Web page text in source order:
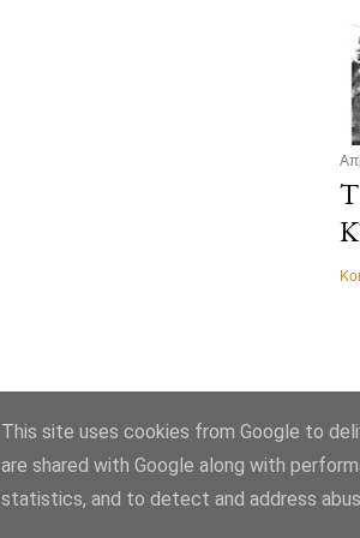
This site uses cookies from Google to
are shared with Google along with
statistics, and to detect and address